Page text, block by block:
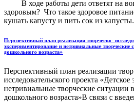
В ходе работы дети ответят на
здоровым? Что такое здоровое
кушать капусту и пить сок из
Перспективный план реализации творческо-
экспериментирование и нетривиальные творческие
дошкольного возраста»
Перспективный план реализации
исследовательского проекта
нетривиальные творческие ситуации
дошкольного возраста»В связи с